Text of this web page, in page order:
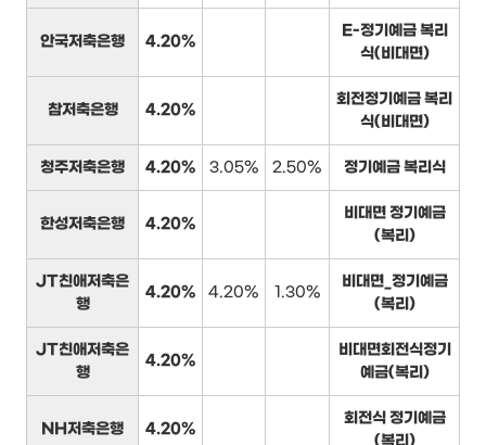
안국저축은행 4.20%
E-정기예금 복리
식(비대면)
참저축은행 4.20%
회전정기예금 복리
식(비대면)
청주저축은행 4.20% 3.05% 2.50% 정기예금 복리식
한성저축은행 4.20%
비대면 정기예금
(복리)
JT친애저축은
행
4.20% 4.20% 1.30%
비대면_정기예금
(복리)
JT친애저축은
행
4.20%
비대면회전식정기
예금(복리)
NH저축은행 4.20%
회전식 정기예금